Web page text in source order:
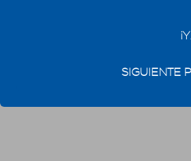
4.1.3.2.2 - Actividades
SIGUIENTE